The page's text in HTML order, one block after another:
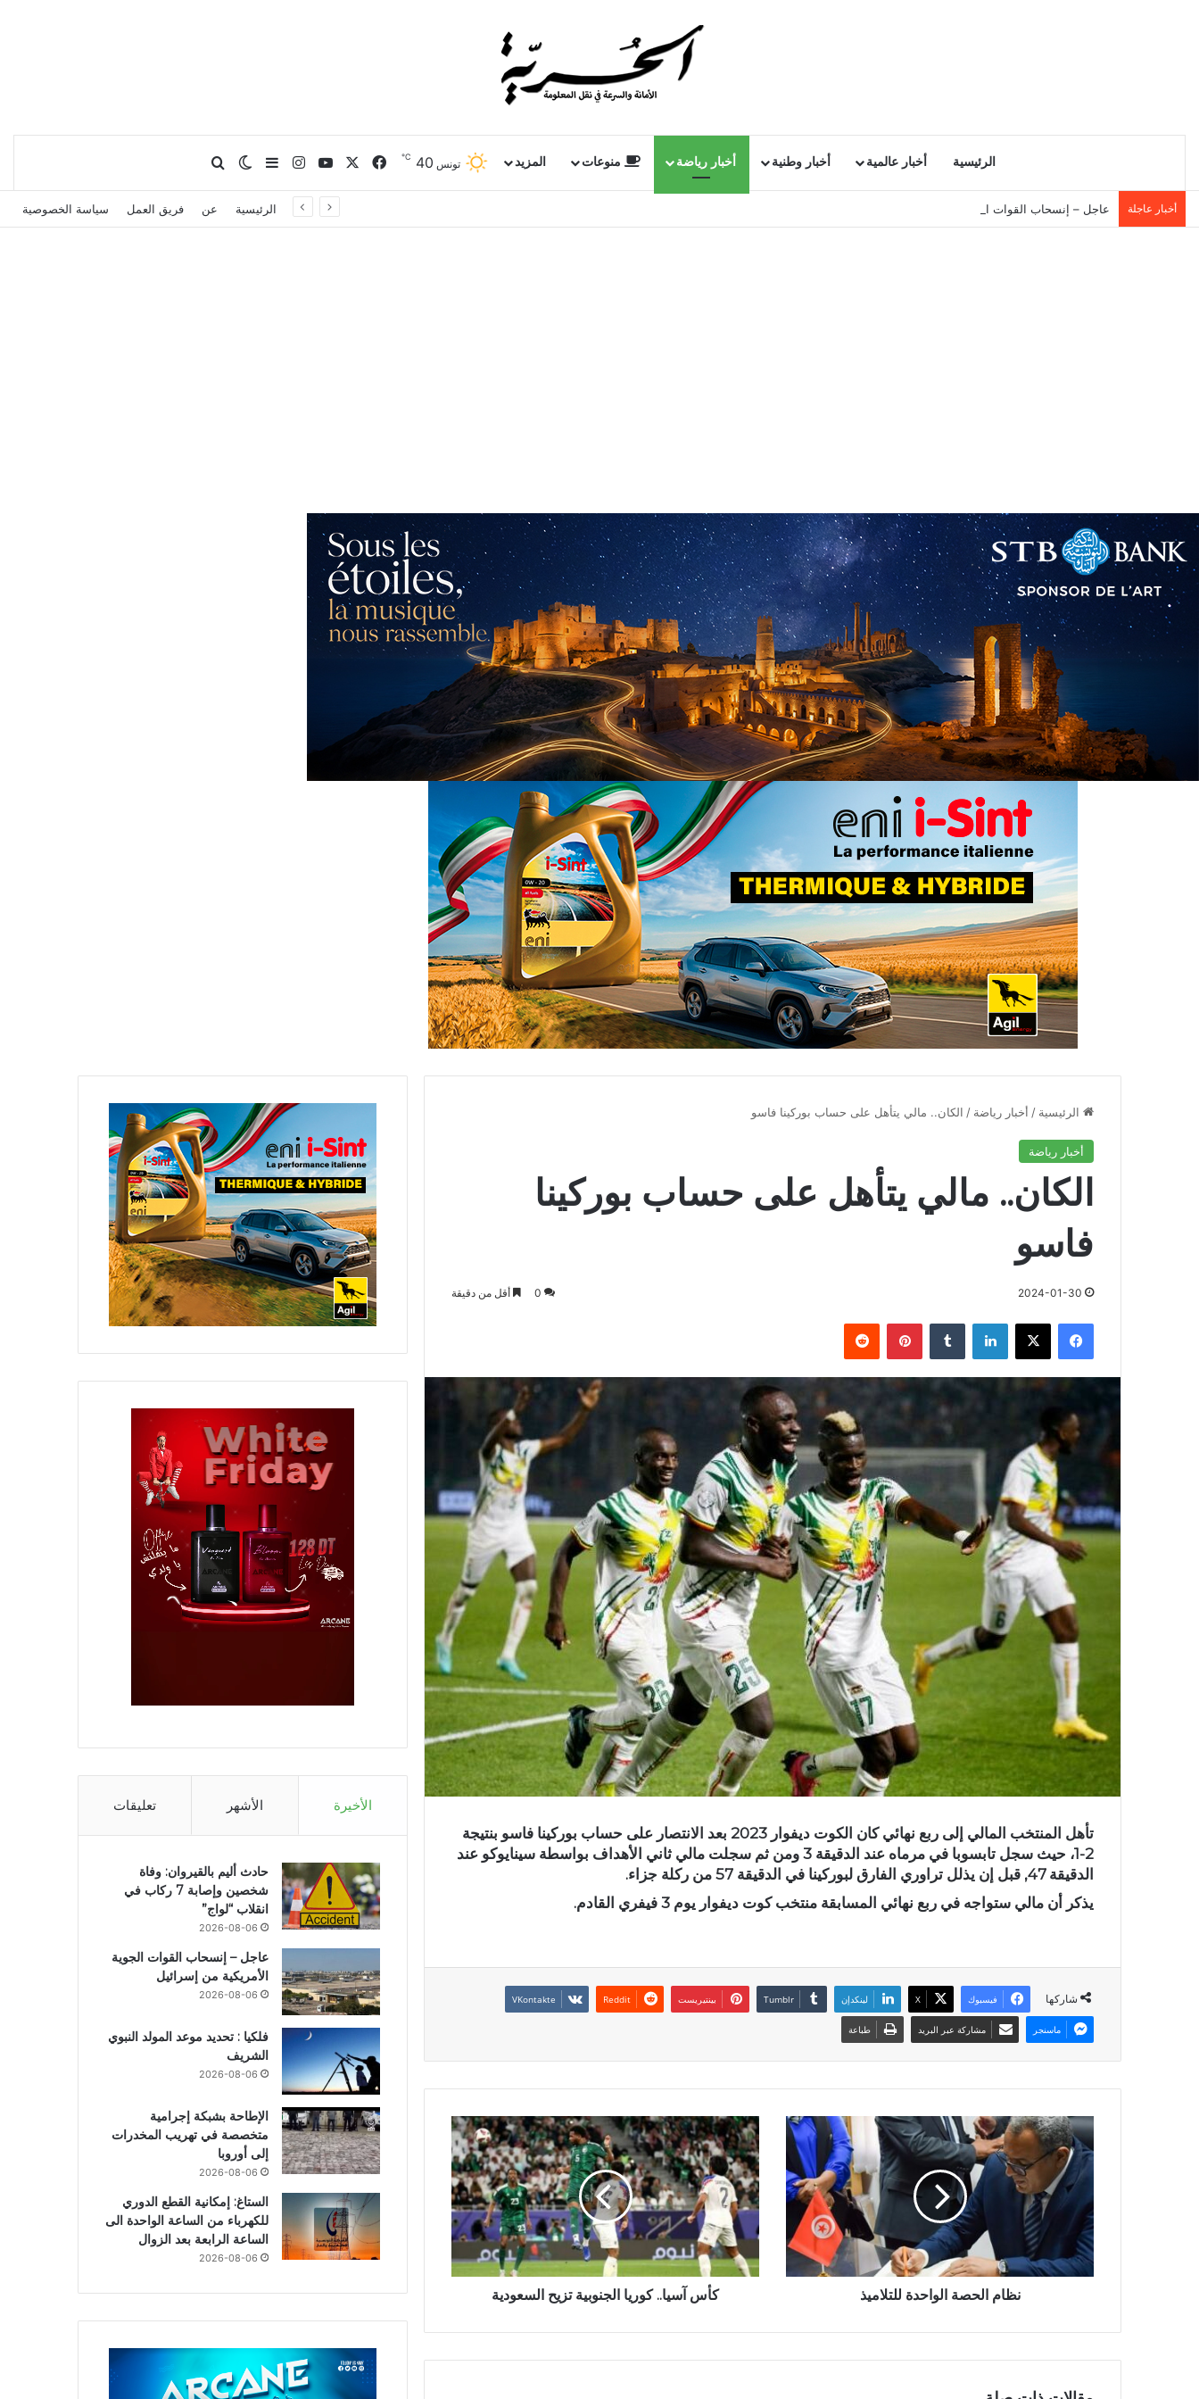
الرئيسية أخبار عالمية أخبار وطنية أخبار رياضة منوعات المزيد تونس 40
℃ فيسبوك يوتيوبانستقرامإضافة عمود جانبي
الوضع المظلم
بحث عن
أخبار عاجلة عاجل – إنسحاب القوات الجوية الأمريكية من إسرائيل الرئيسية عن فريق العمل سياسة الخصوصية
الرئيسية / أخبار رياضة / الكان.. مالي يتأهل على حساب بوركينا فاسو
أخبار رياضة
الكان.. مالي يتأهل على حساب بوركينا
فاسو
2024-01-30
0 أقل من دقيقة
فيسبوك X لينكدإن بينتيريست
تأهل المنتخب المالي إلى ربع نهائي كان الكوت ديفوار 2023 بعد الانتصار على حساب بوركينا فاسو بنتيجة
2-1، حيث سجل تابسوبا في مرماه عند الدقيقة 3 ومن ثم سجلت مالي ثاني الأهداف بواسطة سينايوكو عند
الدقيقة 47, قبل إن يذلل تراوري الفارق لبوركينا في الدقيقة 57 من ركلة جزاء.
يذكر أن مالي ستواجه في ربع نهائي المسابقة منتخب كوت ديفوار يوم 3 فيفري القادم.
شاركها فيسبوك X لينكدإن بينتيريست
ماسنجر مشاركة عبر البريد طباعة
نظام الحصة الواحدة للتلاميذ كأس آسيا.. كوريا الجنوبية تزيح السعودية
الأخيرة الأشهر تعليقات
حادث أليم بالقيروان: وفاة
شخصين وإصابة 7 ركاب في
انقلاب “لواج”
2026-08-06
عاجل – إنسحاب القوات الجوية
الأمريكية من إسرائيل
2026-08-06
فلكيا : تحديد موعد المولد النبوي
الشريف
2026-08-06
الإطاحة بشبكة إجرامية
متخصصة في تهريب المخدرات
إلى أوروبا
2026-08-06
الستاغ: إمكانية القطع الدوري
للكهرباء من الساعة الواحدة الى
الساعة الرابعة بعد الزوال
2026-08-06